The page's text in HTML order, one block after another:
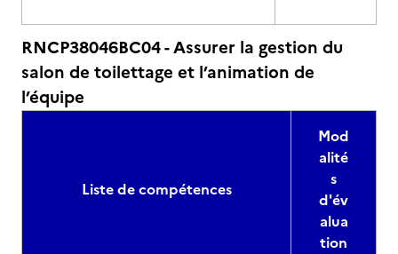
RNCP38046BC04 - Assurer la gestion du
salon de toilettage et l’animation de
l’équipe
Liste de compétences
Mod
alité
s
d'év
alua
tion